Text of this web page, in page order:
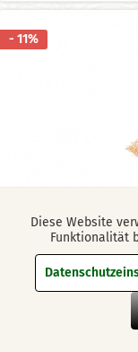
- 11%
pflanzliches
natürlicher
Funktionale
Marketing
Diese Website
Funktionalität